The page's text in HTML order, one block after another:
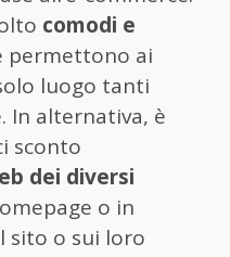
comodi e
permettono ai
luogo tanti
In alternativa, è
sconto
dei diversi
o in
sito o sui loro